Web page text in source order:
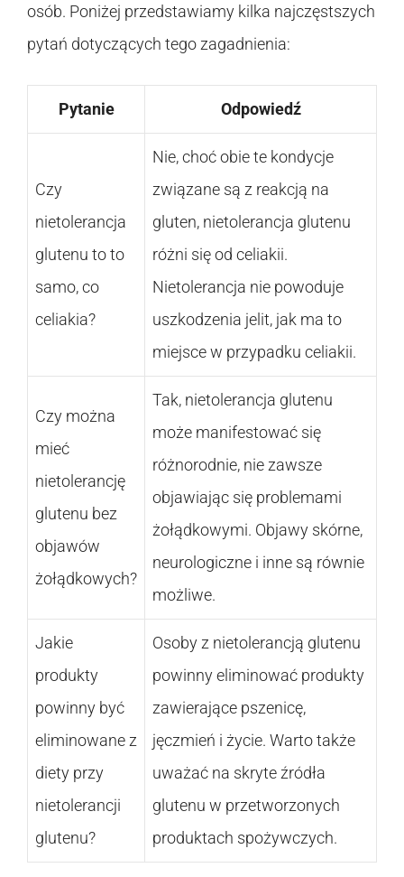
osób. Poniżej przedstawiamy kilka najczęstszych
pytań dotyczących tego zagadnienia:
Pytanie Odpowiedź
Czy
nietolerancja
glutenu to to
samo, co
celiakia?
Nie, choć obie te kondycje
związane są z reakcją na
gluten, nietolerancja glutenu
różni się od celiakii.
Nietolerancja nie powoduje
uszkodzenia jelit, jak ma to
miejsce w przypadku celiakii.
Czy można
mieć
nietolerancję
glutenu bez
objawów
żołądkowych?
Tak, nietolerancja glutenu
może manifestować się
różnorodnie, nie zawsze
objawiając się problemami
żołądkowymi. Objawy skórne,
neurologiczne i inne są równie
możliwe.
Jakie
produkty
powinny być
eliminowane z
diety przy
nietolerancji
glutenu?
Osoby z nietolerancją glutenu
powinny eliminować produkty
zawierające pszenicę,
jęczmień i życie. Warto także
uważać na skryte źródła
glutenu w przetworzonych
produktach spożywczych.